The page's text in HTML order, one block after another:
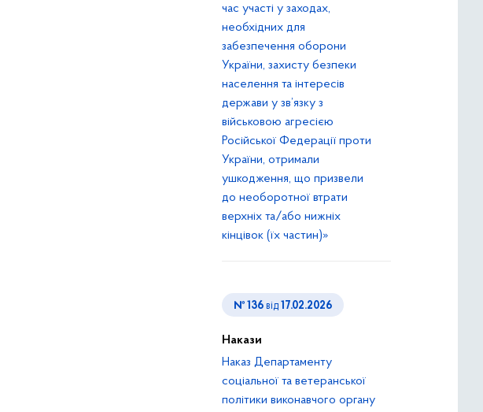
час участі у заходах,
необхідних для
забезпечення оборони
України, захисту безпеки
населення та інтересів
держави у зв’язку з
військовою агресією
Російської Федерації проти
України, отримали
ушкодження, що призвели
до необоротної втрати
верхніх та/або нижніх
кінцівок (їх частин)»
№ 136 від 17.02.2026
Накази
Наказ Департаменту
соціальної та ветеранської
політики виконавчого органу